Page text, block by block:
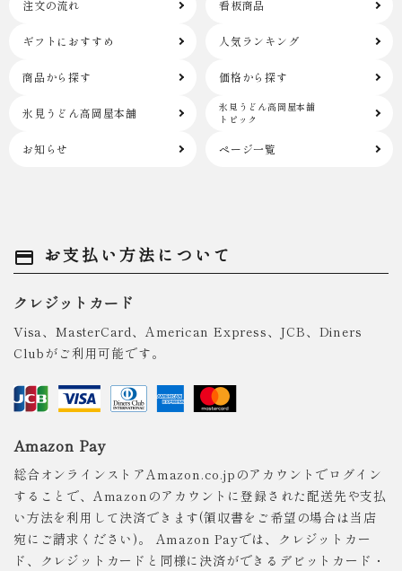
注文の流れ 看板商品
ギフトにおすすめ 人気ランキング
商品から探す 価格から探す
氷見うどん高岡屋本舗
氷見うどん高岡屋本舗
トピック
お知らせ ページ一覧
payment お支払い方法について
クレジットカード
Visa、MasterCard、American Express、JCB、Diners
Clubがご利用可能です。
Amazon Pay
総合オンラインストアAmazon.co.jpのアカウントでログイン
することで、Amazonのアカウントに登録された配送先や支払
い方法を利用して決済できます(領収書をご希望の場合は当店
宛にご請求ください)。 Amazon Payでは、クレジットカー
ド、クレジットカードと同様に決済ができるデビットカード・